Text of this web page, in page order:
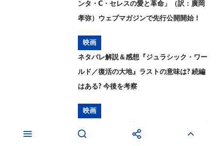
ンタ・C・セレスの愛と革命」（訳：廣岡
孝弥）ウェブマガジンで先行公開開始！
映画
ネタバレ解説＆感想『ジュラシック・ワー
ルド／復活の大地』ラストの意味は? 続編
はある? 今後を考察
映画
ランド・ニュー・デイ』ラストの意味は?